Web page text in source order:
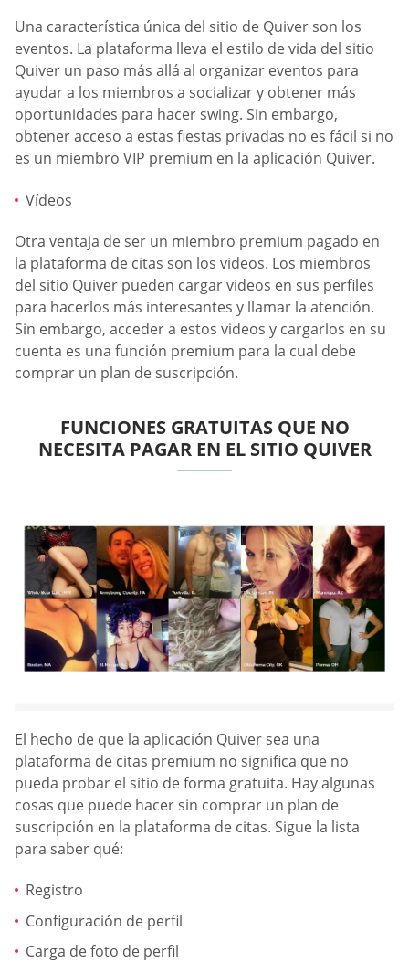
Una característica única del sitio de Quiver son los
eventos. La plataforma lleva el estilo de vida del sitio
Quiver un paso más allá al organizar eventos para
ayudar a los miembros a socializar y obtener más
oportunidades para hacer swing. Sin embargo,
obtener acceso a estas fiestas privadas no es fácil si no
es un miembro VIP premium en la aplicación Quiver.
Vídeos
Otra ventaja de ser un miembro premium pagado en
la plataforma de citas son los videos. Los miembros
del sitio Quiver pueden cargar videos en sus perfiles
para hacerlos más interesantes y llamar la atención.
Sin embargo, acceder a estos videos y cargarlos en su
cuenta es una función premium para la cual debe
comprar un plan de suscripción.
FUNCIONES GRATUITAS QUE NO
NECESITA PAGAR EN EL SITIO QUIVER
El hecho de que la aplicación Quiver sea una
plataforma de citas premium no significa que no
pueda probar el sitio de forma gratuita. Hay algunas
cosas que puede hacer sin comprar un plan de
suscripción en la plataforma de citas. Sigue la lista
para saber qué:
Registro
Configuración de perfil
Carga de foto de perfil